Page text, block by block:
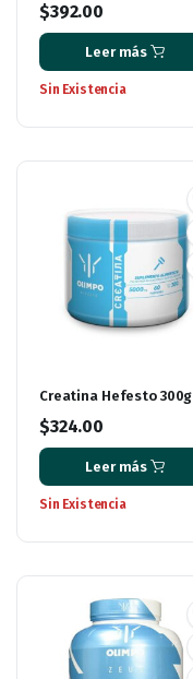
$392.00
Leer más
Sin Existencia
Creatina Hefesto 300g
$324.00
Leer más
Sin Existencia